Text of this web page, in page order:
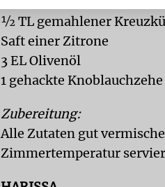
½ TL gemahlener
Saft einer Zitrone
3 EL Olivenöl
1 gehackte Knoblauchzehe
Zubereitung:
Alle Zutaten gut
Zimmertemperatur